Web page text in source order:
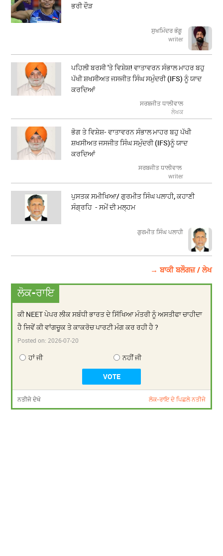
ਭਰੀ ਦੌੜ
ਸੁਖਮਿੰਦਰ ਭੰਗੂ
writer
ਪਹਿਲੀ ਬਰਸੀ 'ਤੇ ਵਿਸ਼ੇਸ਼! ਵਾਤਾਵਰਨ ਸੰਭਾਲ ਮਾਹਰ ਬਹੁ
ਪੱਖੀ ਸ਼ਖਸੀਅਤ ਜਸਜੀਤ ਸਿੰਘ ਸਮੁੰਦਰੀ (IFS) ਨੂੰ ਯਾਦ
ਕਰਦਿਆਂ
ਸਰਬਜੀਤ ਧਾਲੀਵਾਲ
ਲੇਖਕ
ਭੋਗ ਤੇ ਵਿਸ਼ੇਸ਼- ਵਾਤਾਵਰਨ ਸੰਭਾਲ ਮਾਹਰ ਬਹੁ ਪੱਖੀ
ਸ਼ਖਸੀਅਤ ਜਸਜੀਤ ਸਿੰਘ ਸਮੁੰਦਰੀ (IFS)ਨੂੰ ਯਾਦ
ਕਰਦਿਆਂ
ਸਰਬਜੀਤ ਧਾਲੀਵਾਲ
writer
ਪੁਸਤਕ ਸਮੀਖਿਆ/ ਗੁਰਮੀਤ ਸਿੰਘ ਪਲਾਹੀ, ਕਹਾਣੀ
ਸੰਗ੍ਰਹਿ - ਸਮੇਂ ਦੀ ਮਲ੍ਹਮ
ਗੁਰਮੀਤ ਸਿੰਘ ਪਲਾਹੀ
→ ਬਾਕੀ ਬਲੌਗਜ਼ / ਲੇਖ
ਲੋਕ-ਰਾਇ
ਕੀ NEET ਪੇਪਰ ਲੀਕ ਸਬੰਧੀ ਭਾਰਤ ਦੇ ਸਿੱਖਿਆ ਮੰਤਰੀ ਨੂੰ ਅਸਤੀਫਾ ਚਾਹੀਦਾ
ਹੈ ਜਿਵੇਂ ਕੀ ਵਾਂਗਚੂਕ ਤੇ ਕਾਕਰੋਚ ਪਾਰਟੀ ਮੰਗ ਕਰ ਰਹੀ ਹੈ ?
Posted on: 2026-07-20
ਹਾਂ ਜੀ ਨਹੀਂ ਜੀ
ਨਤੀਜੇ ਦੇਖੋ ਲੋਕ-ਰਾਇ ਦੇ ਪਿਛਲੇ ਨਤੀਜੇ